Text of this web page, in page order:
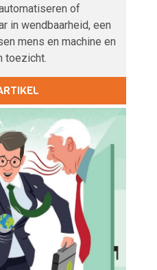
of
in wendbaarheid, een
mens en machine en
toezicht.